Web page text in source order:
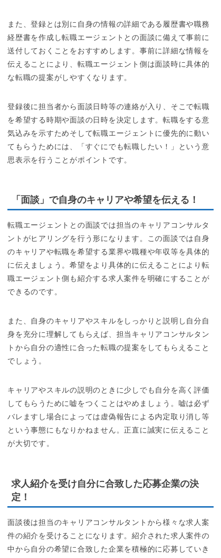
また、登録とは別に自身の情報の詳細である履歴書や職務
経歴書を作成し転職エージェントとの面談に備えて事前に
送付しておくことをおすすめします。事前に詳細な情報を
伝えることにより、転職エージェント側は面談時に具体的
な転職の提案がしやすくなります。
登録後に担当者から面談日時等の連絡が入り、そこで転職
を希望する時期や面談の日時を決定します。転職をする意
気込みを示すためそして転職エージェントに優先的に動い
てもらうためには、「すぐにでも転職したい！」という意
思表示を行うことがポイントです。
「面談」で自身のキャリアや希望を伝える！
転職エージェントとの面談では担当のキャリアコンサルタ
ントがヒアリングを行う形になります。この面談では自身
のキャリアや転職を希望する業界や職種や年収等を具体的
に伝えましょう。希望をより具体的に伝えることにより転
職エージェント側も紹介する求人案件を明確にすることが
できるのです。
また、自身のキャリアやスキルをしっかりと説明し自分自
身を充分に理解してもらえば、担当キャリアコンサルタン
トから自分の適性に合った転職の提案をしてもらえること
でしょう。
キャリアやスキルの説明のときに少しでも自分を高く評価
してもらうために嘘をつくことはやめましょう。嘘は必ず
バレますし場合によっては虚偽報告による内定取り消し等
という事態にもなりかねません。正直に誠実に伝えること
が大切です。
求人紹介を受け自分に合致した応募企業の決
定！
面談後は担当のキャリアコンサルタントから様々な求人案
件の紹介を受けることになります。紹介された求人案件の
中から自分の希望に合致した企業を積極的に応募していき